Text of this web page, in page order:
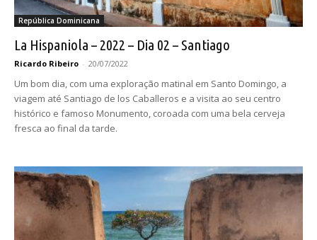
República Dominicana
La Hispaniola – 2022 – Dia 02 – Santiago
Ricardo Ribeiro - 20/07/2022
Um bom dia, com uma exploração matinal em Santo Domingo, a
viagem até Santiago de los Caballeros e a visita ao seu centro
histórico e famoso Monumento, coroada com uma bela cerveja
fresca ao final da tarde.